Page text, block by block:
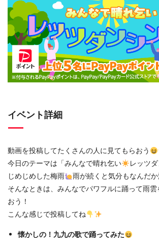
イベント詳細
動画を投稿してたくさんの人に見てもらおう
今日のテーマは「みんなで晴れ乞い
レッツ
じめじめした梅雨
雨が続くと気分もなんだ
そんなときは、みんなでパワフルに踊って雨
おう！
こんな感じで投稿してね
懐かしの！九九の歌で踊ってみた